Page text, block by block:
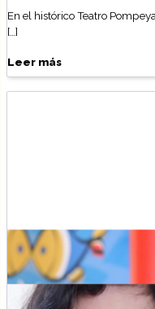
En el histórico Teatro
[…]
Leer más